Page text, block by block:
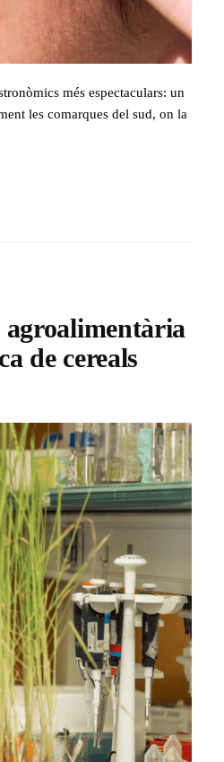
més espectaculars: un
les comarques del sud, on la
agroalimentària
de cereals